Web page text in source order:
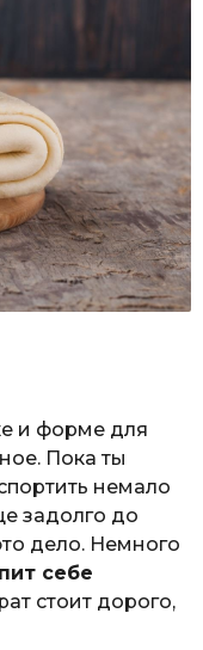
и форме для
Пока ты
немало
задолго до
дело. Немного
себе
стоит дорого,